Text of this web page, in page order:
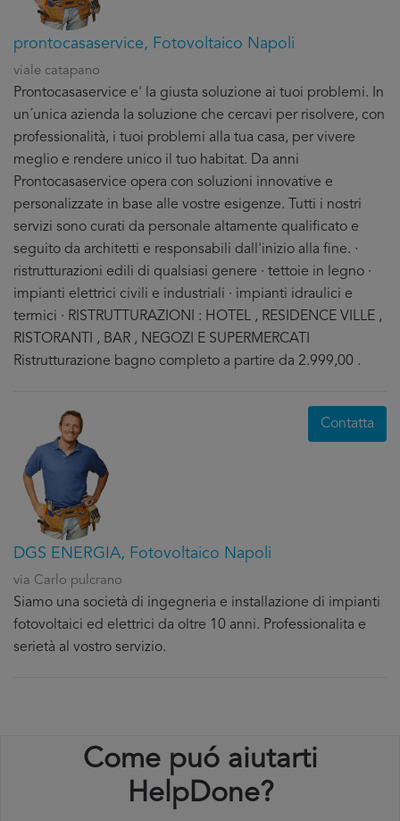
prontocasaservice, Fotovoltaico Napoli
viale catapano
Prontocasaservice e' la giusta soluzione ai tuoi problemi. In
un´unica azienda la soluzione che cercavi per risolvere, con
professionalità, i tuoi problemi alla tua casa, per vivere
meglio e rendere unico il tuo habitat. Da anni
Prontocasaservice opera con soluzioni innovative e
personalizzate in base alle vostre esigenze. Tutti i nostri
servizi sono curati da personale altamente qualificato e
seguito da architetti e responsabili dall'inizio alla fine. ·
ristrutturazioni edili di qualsiasi genere · tettoie in legno ·
impianti elettrici civili e industriali · impianti idraulici e
termici · RISTRUTTURAZIONI : HOTEL , RESIDENCE VILLE ,
RISTORANTI , BAR , NEGOZI E SUPERMERCATI
Ristrutturazione bagno completo a partire da 2.999,00 .
DGS ENERGIA, Fotovoltaico Napoli
via Carlo pulcrano
Siamo una società di ingegneria e installazione di impianti
fotovoltaici ed elettrici da oltre 10 anni. Professionalita e
serietà al vostro servizio.
Contatta
Come puó aiutarti
HelpDone?